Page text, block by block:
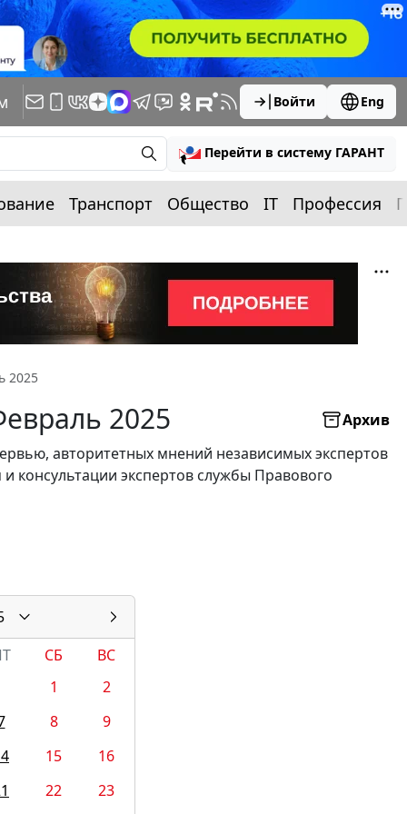
Войти Eng
Перейти в систему ГАРАНТ
Транспорт Общество IT Профессия
2025
2025
Архив
авторитетных мнений независимых экспертов
консультации экспертов службы Правового
СБ
ВС
1
2
8
9
15
16
22 23